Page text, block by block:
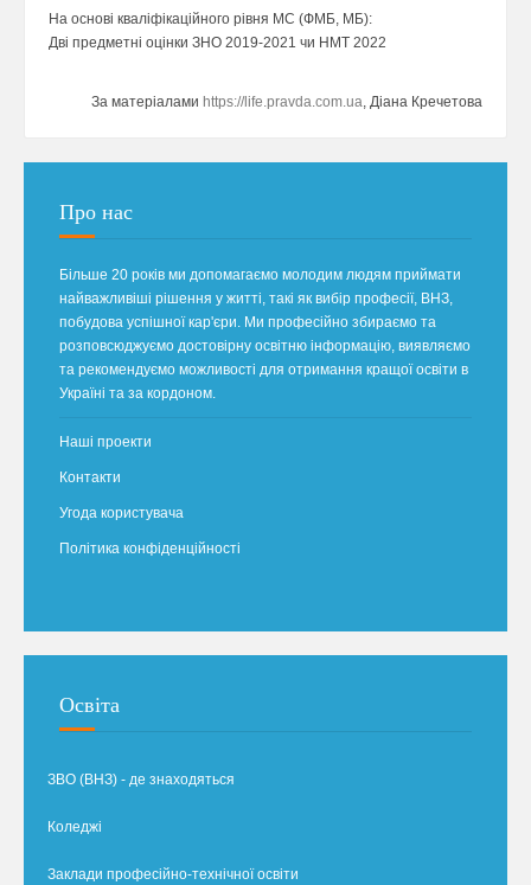
На основі кваліфікаційного рівня МС (ФМБ, МБ):
Дві предметні оцінки ЗНО 2019-2021 чи НМТ 2022
За матеріалами https://life.pravda.com.ua, Діана Кречетова
Про нас
Більше 20 років ми допомагаємо молодим людям приймати
найважливіші рішення у житті, такі як вибір професії, ВНЗ,
побудова успішної кар'єри. Ми професійно збираємо та
розповсюджуємо достовірну освітню інформацію, виявляємо
та рекомендуємо можливості для отримання кращої освіти в
Україні та за кордоном.
Наші проекти
Контакти
Угода користувача
Політика конфіденційності
Освіта
ЗВО (ВНЗ) - де знаходяться
Коледжі
Заклади професійно-технічної освіти